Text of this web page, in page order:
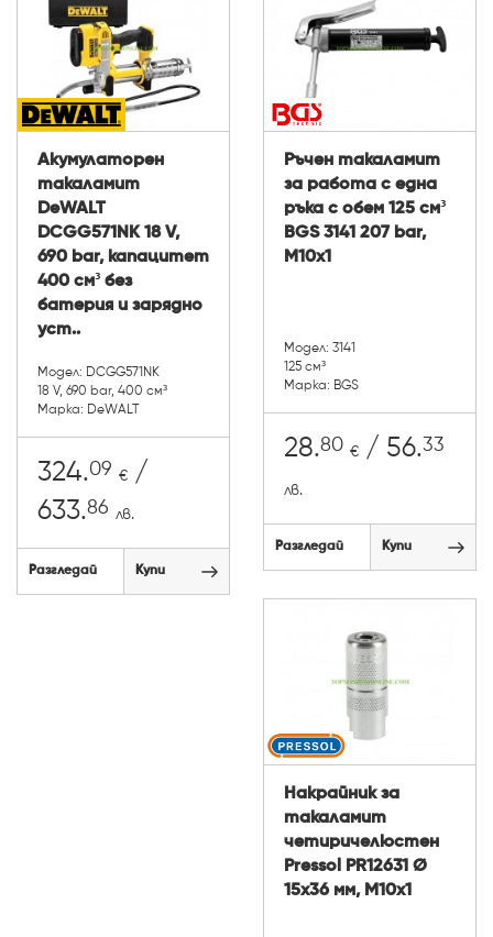
Акумулаторен
такаламит
DeWALT
DCGG571NK 18 V,
690 bar, капацитет
400 см³ без
батерия и зарядно
уст..
Модел: DCGG571NK
18 V, 690 bar, 400 см³
Марка: DeWALT
324.09 € /
633.86 лв.
Разгледай Купи
Ръчен такаламит
за работа с една
ръка с обем 125 см³
BGS 3141 207 bar,
М10x1
Модел: 3141
125 см³
Марка: BGS
28.80 € / 56.33
лв.
Разгледай Купи
Накрайник за
такаламит
четиричелюстен
Pressol PR12631 Ø
15x36 мм, М10х1